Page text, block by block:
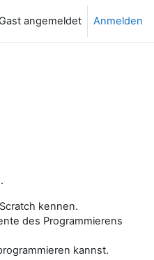
angemeldet Anmelden
kennen.
des Programmierens
kannst.